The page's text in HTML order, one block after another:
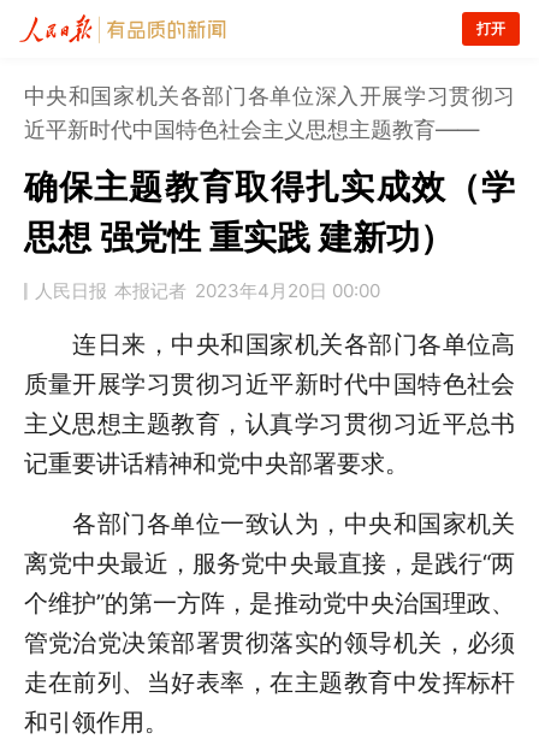
打开
中央和国家机关各部门各单位深入开展学习贯彻习
近平新时代中国特色社会主义思想主题教育——
确保主题教育取得扎实成效（学
思想 强党性 重实践 建新功）
人民日报 本报记者 2023年4月20日 00:00
连日来，中央和国家机关各部门各单位高
质量开展学习贯彻习近平新时代中国特色社会
主义思想主题教育，认真学习贯彻习近平总书
记重要讲话精神和党中央部署要求。
各部门各单位一致认为，中央和国家机关
离党中央最近，服务党中央最直接，是践行“两
个维护”的第一方阵，是推动党中央治国理政、
管党治党决策部署贯彻落实的领导机关，必须
走在前列、当好表率，在主题教育中发挥标杆
和引领作用。